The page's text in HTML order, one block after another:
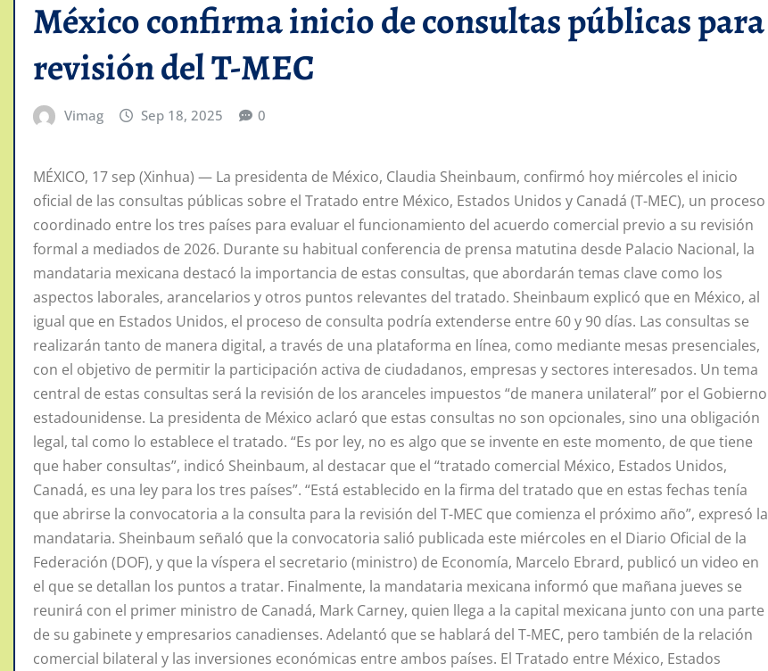
México confirma inicio de consultas públicas para
revisión del T-MEC
Vimag Sep 18, 2025 0
MÉXICO, 17 sep (Xinhua) — La presidenta de México, Claudia Sheinbaum, confirmó hoy miércoles el inicio
oficial de las consultas públicas sobre el Tratado entre México, Estados Unidos y Canadá (T-MEC), un proceso
coordinado entre los tres países para evaluar el funcionamiento del acuerdo comercial previo a su revisión
formal a mediados de 2026. Durante su habitual conferencia de prensa matutina desde Palacio Nacional, la
mandataria mexicana destacó la importancia de estas consultas, que abordarán temas clave como los
aspectos laborales, arancelarios y otros puntos relevantes del tratado. Sheinbaum explicó que en México, al
igual que en Estados Unidos, el proceso de consulta podría extenderse entre 60 y 90 días. Las consultas se
realizarán tanto de manera digital, a través de una plataforma en línea, como mediante mesas presenciales,
con el objetivo de permitir la participación activa de ciudadanos, empresas y sectores interesados. Un tema
central de estas consultas será la revisión de los aranceles impuestos “de manera unilateral” por el Gobierno
estadounidense. La presidenta de México aclaró que estas consultas no son opcionales, sino una obligación
legal, tal como lo establece el tratado. “Es por ley, no es algo que se invente en este momento, de que tiene
que haber consultas”, indicó Sheinbaum, al destacar que el “tratado comercial México, Estados Unidos,
Canadá, es una ley para los tres países”. “Está establecido en la firma del tratado que en estas fechas tenía
que abrirse la convocatoria a la consulta para la revisión del T-MEC que comienza el próximo año”, expresó la
mandataria. Sheinbaum señaló que la convocatoria salió publicada este miércoles en el Diario Oficial de la
Federación (DOF), y que la víspera el secretario (ministro) de Economía, Marcelo Ebrard, publicó un video en
el que se detallan los puntos a tratar. Finalmente, la mandataria mexicana informó que mañana jueves se
reunirá con el primer ministro de Canadá, Mark Carney, quien llega a la capital mexicana junto con una parte
de su gabinete y empresarios canadienses. Adelantó que se hablará del T-MEC, pero también de la relación
comercial bilateral y las inversiones económicas entre ambos países. El Tratado entre México, Estados